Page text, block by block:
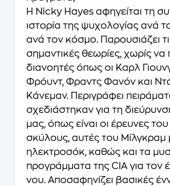
Η Nicky Hayes αφηγείται τη
ιστορία της ψυχολογίας ανά
ανά τον κόσμο. Παρουσιάζει
σημαντικές θεωρίες, χωρίς να
διανοητές όπως οι Καρλ
Φρόυντ, Φραντς Φανόν και
Κάνεμαν. Περιγράφει
σχεδιάστηκαν για τη
μας, όπως είναι οι έρευνες
σκύλους, αυτές του Μίλγκραμ
ηλεκτροσόκ, καθώς και τα
προγράμματα της CIA για τον
νου. Αποσαφηνίζει βασικές